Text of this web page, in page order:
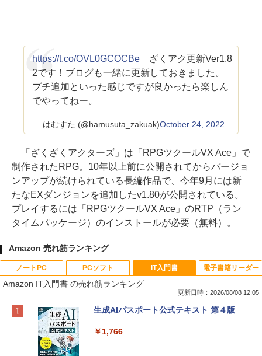
https://t.co/OVL0GCOCBe ざくアク更新Ver1.8
2です！ブログも一緒に更新しておきました。
プチ追加といった感じですが良かったら楽しん
でやってねー。
— はむすた (@hamusuta_zakuak)October 24, 2022
「ざくざくアクターズ」は「RPGツクールVX Ace」で
制作されたRPG。10年以上前に公開されてからバージョ
ンアップが続けられている長編作品で、今年9月には新
たなEXダンジョンを追加したv1.80が公開されている。
プレイするには「RPGツクールVX Ace」のRTP（ラン
タイムパッケージ）のインストールが必要（無料）。
Amazon 売れ筋ランキング
ノートPC
Apple 2026 MacBook Neo A18 Proチッ
e Intelligenceのために設計、Liquid Ret
PCソフト
Robloxギフトカード - 800 Robux 【限
インゲームコード】 ロブロックス | オン
IT入門書
Amazon IT入門書 の売れ筋ランキング
更新日時：2026/08/08 12:05
生成AIパスポート公式テキスト 第４版
￥1,766
電子書籍リーダー